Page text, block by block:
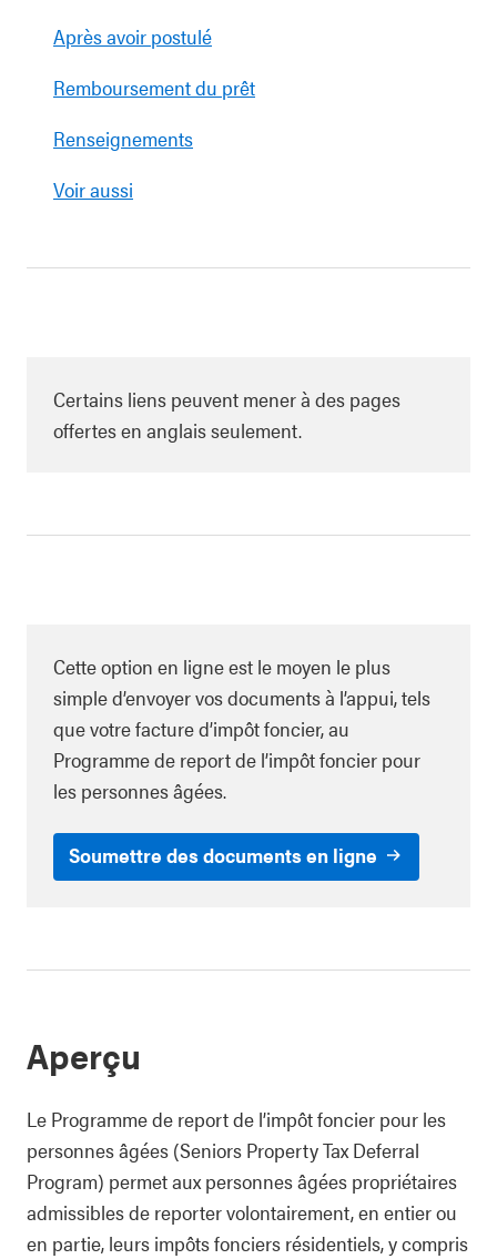
Après avoir postulé
Remboursement du prêt
Renseignements
Voir aussi
Certains liens peuvent mener à des pages
offertes en anglais seulement.
Cette option en ligne est le moyen le plus
simple d’envoyer vos documents à l’appui, tels
que votre facture d’impôt foncier, au
Programme de report de l’impôt foncier pour
les personnes âgées.
Soumettre des documents en ligne
Aperçu
Le Programme de report de l’impôt foncier pour les
personnes âgées (Seniors Property Tax Deferral
Program) permet aux personnes âgées propriétaires
admissibles de reporter volontairement, en entier ou
en partie, leurs impôts fonciers résidentiels, y compris